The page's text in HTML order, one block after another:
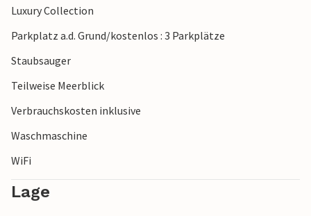
Luxury Collection
Parkplatz a.d. Grund/kostenlos : 3 Parkplätze
Staubsauger
Teilweise Meerblick
Verbrauchskosten inklusive
Waschmaschine
WiFi
Lage